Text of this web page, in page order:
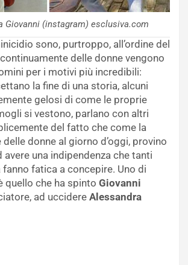
Giovanni (instagram) esclusiva.com
sono, purtroppo, all’ordine del
delle donne vengono
per i motivi più incredibili:
la fine di una storia, alcuni
gelosi di come le proprie
si vestono, parlano con altri
del fatto che come la
donne al giorno d’oggi, provino
avere una indipendenza che tanti
fatica a concepire. Uno di
quello che ha spinto Giovanni
ad uccidere Alessandra